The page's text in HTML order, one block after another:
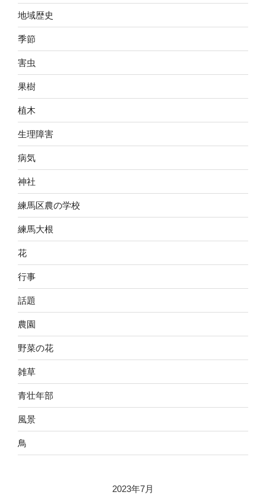
地域歴史
季節
害虫
果樹
植木
生理障害
病気
神社
練馬区農の学校
練馬大根
花
行事
話題
農園
野菜の花
雑草
青壮年部
風景
鳥
2023年7月